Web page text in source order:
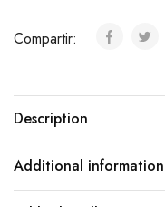
Compartir:
Description
Additional information